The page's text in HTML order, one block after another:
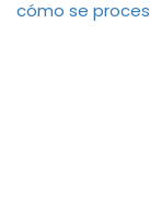
cómo se